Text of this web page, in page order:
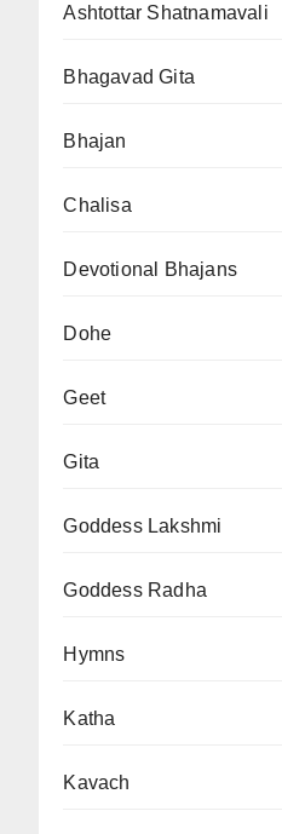
Ashtottar Shatnamavali
Bhagavad Gita
Bhajan
Chalisa
Devotional Bhajans
Dohe
Geet
Gita
Goddess Lakshmi
Goddess Radha
Hymns
Katha
Kavach